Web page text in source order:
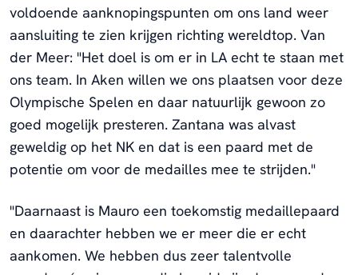
voldoende aanknopingspunten om ons land weer
aansluiting te zien krijgen richting wereldtop. Van
der Meer: "Het doel is om er in LA echt te staan met
ons team. In Aken willen we ons plaatsen voor deze
Olympische Spelen en daar natuurlijk gewoon zo
goed mogelijk presteren. Zantana was alvast
geweldig op het NK en dat is een paard met de
potentie om voor de medailles mee te strijden."
"Daarnaast is Mauro een toekomstig medaillepaard
en daarachter hebben we er meer die er echt
aankomen. We hebben dus zeer talentvolle